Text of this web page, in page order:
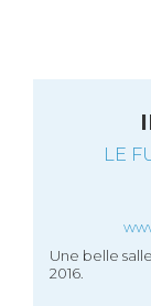
LE
Une belle
2016.